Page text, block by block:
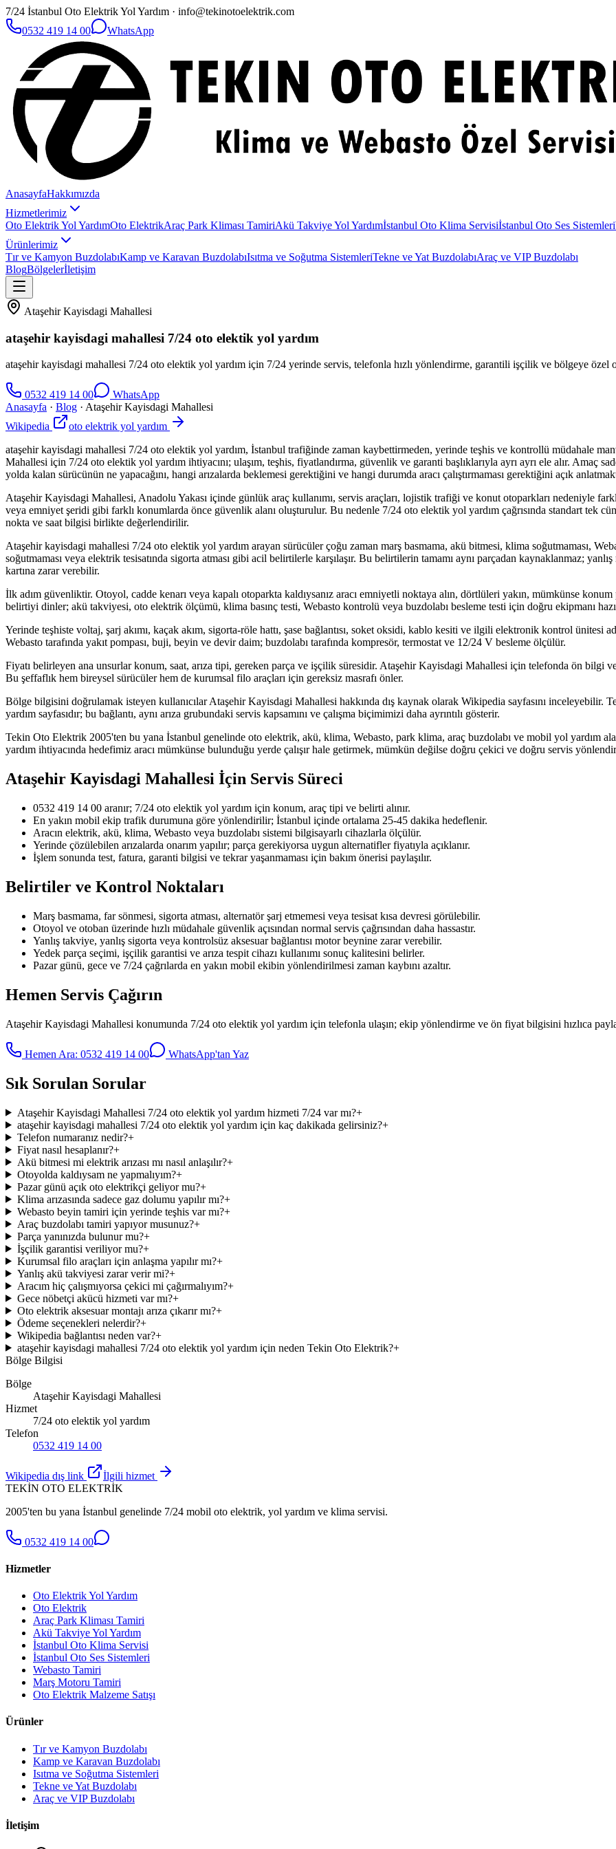
7/24 İstanbul Oto Elektrik Yol Yardım · info@tekinotoelektrik.com
0532 419 14 00
WhatsApp
AnasayfaHakkımızda
Hizmetlerimiz
Oto Elektrik Yol YardımOto ElektrikAraç Park Kliması TamiriAkü Takviye Yol Yardımİstanbul Oto Klima Servisiİstanbul Oto Ses Sistemleri
Ürünlerimiz
Tır ve Kamyon BuzdolabıKamp ve Karavan BuzdolabıIsıtma ve Soğutma SistemleriTekne ve Yat BuzdolabıAraç ve VIP Buzdolabı
BlogBölgelerİletişim
Ataşehir Kayisdagi Mahallesi
ataşehir kayisdagi mahallesi 7/24 oto elektik yol yardım
ataşehir kayisdagi mahallesi 7/24 oto elektik yol yardım için 7/24 yerinde servis, telefonla hızlı yönlendirme, garantili işçilik ve bölgeye özel
0532 419 14 00
WhatsApp
Anasayfa · Blog · Ataşehir Kayisdagi Mahallesi
Wikipedia
oto elektrik yol yardım
ataşehir kayisdagi mahallesi 7/24 oto elektik yol yardım, İstanbul trafiğinde zaman kaybettirmeden, yerinde teşhis ve kontrollü müdahale
Mahallesi için 7/24 oto elektik yol yardım ihtiyacını; ulaşım, teşhis, fiyatlandırma, güvenlik ve garanti başlıklarıyla ayrı ayrı ele alır. Amaç
yolda kalan sürücünün ne yapacağını, hangi arızalarda beklemesi gerektiğini ve hangi durumda aracı çalıştırmaması gerektiğini açık
Ataşehir Kayisdagi Mahallesi, Anadolu Yakası içinde günlük araç kullanımı, servis araçları, lojistik trafiği ve konut otoparkları nedeniyle
veya emniyet şeridi gibi farklı konumlarda önce güvenlik alanı oluşturulur. Bu nedenle 7/24 oto elektik yol yardım çağrısında standart tek
nokta ve saat bilgisi birlikte değerlendirilir.
Ataşehir kayisdagi mahallesi 7/24 oto elektik yol yardım arayan sürücüler çoğu zaman marş basmama, akü bitmesi, klima soğutmaması,
soğutmaması veya elektrik tesisatında sigorta atması gibi acil belirtilerle karşılaşır. Bu belirtilerin tamamı aynı parçadan kaynaklanmaz;
kartına zarar verebilir.
İlk adım güvenliktir. Otoyol, cadde kenarı veya kapalı otoparkta kaldıysanız aracı emniyetli noktaya alın, dörtlüleri yakın, mümkünse
belirtiyi dinler; akü takviyesi, oto elektrik ölçümü, klima basınç testi, Webasto kontrolü veya buzdolabı besleme testi için doğru ekipmanı
Yerinde teşhiste voltaj, şarj akımı, kaçak akım, sigorta-röle hattı, şase bağlantısı, soket oksidi, kablo kesiti ve ilgili elektronik kontrol ünitesi
Webasto tarafında yakıt pompası, buji, beyin ve devir daim; buzdolabı tarafında kompresör, termostat ve 12/24 V besleme ölçülür.
Fiyatı belirleyen ana unsurlar konum, saat, arıza tipi, gereken parça ve işçilik süresidir. Ataşehir Kayisdagi Mahallesi için telefonda ön bilgi
Bu şeffaflık hem bireysel sürücüler hem de kurumsal filo araçları için gereksiz masrafı önler.
Bölge bilgisini doğrulamak isteyen kullanıcılar Ataşehir Kayisdagi Mahallesi hakkında dış kaynak olarak Wikipedia sayfasını inceleyebilir.
yardım sayfasıdır; bu bağlantı, aynı arıza grubundaki servis kapsamını ve çalışma biçimimizi daha ayrıntılı gösterir.
Tekin Oto Elektrik 2005'ten bu yana İstanbul genelinde oto elektrik, akü, klima, Webasto, park klima, araç buzdolabı ve mobil yol yardım
yardım ihtiyacında hedefimiz aracı mümkünse bulunduğu yerde çalışır hale getirmek, mümkün değilse doğru çekici ve doğru servis
Ataşehir Kayisdagi Mahallesi İçin Servis Süreci
0532 419 14 00 aranır; 7/24 oto elektik yol yardım için konum, araç tipi ve belirti alınır.
En yakın mobil ekip trafik durumuna göre yönlendirilir; İstanbul içinde ortalama 25-45 dakika hedeflenir.
Aracın elektrik, akü, klima, Webasto veya buzdolabı sistemi bilgisayarlı cihazlarla ölçülür.
Yerinde çözülebilen arızalarda onarım yapılır; parça gerekiyorsa uygun alternatifler fiyatıyla açıklanır.
İşlem sonunda test, fatura, garanti bilgisi ve tekrar yaşanmaması için bakım önerisi paylaşılır.
Belirtiler ve Kontrol Noktaları
Marş basmama, far sönmesi, sigorta atması, alternatör şarj etmemesi veya tesisat kısa devresi görülebilir.
Otoyol ve otoban üzerinde hızlı müdahale güvenlik açısından normal servis çağrısından daha hassastır.
Yanlış takviye, yanlış sigorta veya kontrolsüz aksesuar bağlantısı motor beynine zarar verebilir.
Yedek parça seçimi, işçilik garantisi ve arıza tespit cihazı kullanımı sonuç kalitesini belirler.
Pazar günü, gece ve 7/24 çağrılarda en yakın mobil ekibin yönlendirilmesi zaman kaybını azaltır.
Hemen Servis Çağırın
Ataşehir Kayisdagi Mahallesi konumunda 7/24 oto elektik yol yardım için telefonla ulaşın; ekip yönlendirme ve ön fiyat bilgisini hızlıca
Hemen Ara: 0532 419 14 00 WhatsApp'tan Yaz
Sık Sorulan Sorular
Ataşehir Kayisdagi Mahallesi 7/24 oto elektik yol yardım hizmeti 7/24 var mı?+
ataşehir kayisdagi mahallesi 7/24 oto elektik yol yardım için kaç dakikada gelirsiniz?+
Telefon numaranız nedir?+
Fiyat nasıl hesaplanır?+
Akü bitmesi mi elektrik arızası mı nasıl anlaşılır?+
Otoyolda kaldıysam ne yapmalıyım?+
Pazar günü açık oto elektrikçi geliyor mu?+
Klima arızasında sadece gaz dolumu yapılır mı?+
Webasto beyin tamiri için yerinde teşhis var mı?+
Araç buzdolabı tamiri yapıyor musunuz?+
Parça yanınızda bulunur mu?+
İşçilik garantisi veriliyor mu?+
Kurumsal filo araçları için anlaşma yapılır mı?+
Yanlış akü takviyesi zarar verir mi?+
Aracım hiç çalışmıyorsa çekici mi çağırmalıyım?+
Gece nöbetçi akücü hizmeti var mı?+
Oto elektrik aksesuar montajı arıza çıkarır mı?+
Ödeme seçenekleri nelerdir?+
Wikipedia bağlantısı neden var?+
ataşehir kayisdagi mahallesi 7/24 oto elektik yol yardım için neden Tekin Oto Elektrik?+
Bölge Bilgisi
Bölge
Ataşehir Kayisdagi Mahallesi
Hizmet
7/24 oto elektik yol yardım
Telefon
0532 419 14 00
Wikipedia dış link
İlgili hizmet
TEKİN OTO ELEKTRİK
2005'ten bu yana İstanbul genelinde 7/24 mobil oto elektrik, yol yardım ve klima servisi.
0532 419 14 00
Hizmetler
Oto Elektrik Yol Yardım
Oto Elektrik
Araç Park Kliması Tamiri
Akü Takviye Yol Yardım
İstanbul Oto Klima Servisi
İstanbul Oto Ses Sistemleri
Webasto Tamiri
Marş Motoru Tamiri
Oto Elektrik Malzeme Satışı
Ürünler
Tır ve Kamyon Buzdolabı
Kamp ve Karavan Buzdolabı
Isıtma ve Soğutma Sistemleri
Tekne ve Yat Buzdolabı
Araç ve VIP Buzdolabı
İletişim